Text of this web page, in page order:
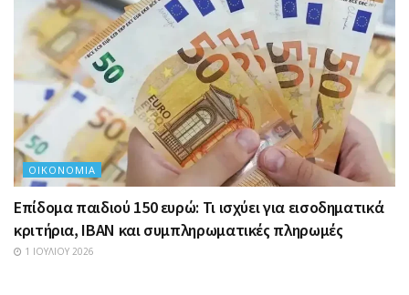
ΟΙΚΟΝΟΜΊΑ
Επίδομα παιδιού 150 ευρώ: Τι ισχύει για εισοδηματικά
κριτήρια, IBAN και συμπληρωματικές πληρωμές
1 ΙΟΥΛΊΟΥ 2026